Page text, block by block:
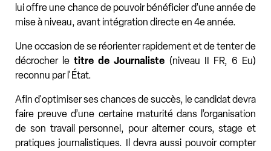
lui offre une chance de pouvoir bénéficier d’une année de
mise à niveau, avant intégration directe en 4e année.
Une occasion de se réorienter rapidement et de tenter de
décrocher le titre de Journaliste (niveau II FR, 6 Eu)
reconnu par l'État.
Afin d'optimiser ses chances de succès, le candidat devra
faire preuve d’une certaine maturité dans l’organisation
de son travail personnel, pour alterner cours, stage et
pratiques journalistiques. Il devra aussi pouvoir compter